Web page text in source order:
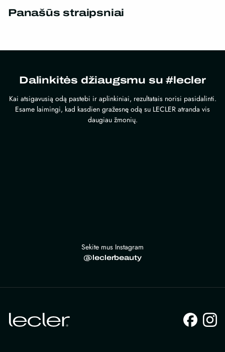
Panašūs straipsniai
Dalinkitės džiaugsmu su #lecler
Kai atsigavusią odą pastebi ir aplinkiniai, rezultatais norisi pasidalinti.
Esame laimingi, kad kasdien gražesnę odą su LECLER atranda vis
daugiau žmonių.
Sekite mus Instagram
@leclerbeauty